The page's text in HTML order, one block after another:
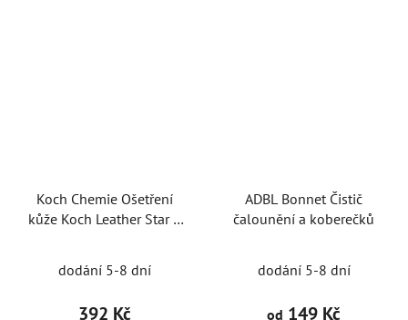
Koch Chemie Ošetření
kůže Koch Leather Star 1
dodání 5-8 dní
392 Kč
ADBL Bonnet Čistič
čalounění a koberečků
dodání 5-8 dní
od 149 Kč